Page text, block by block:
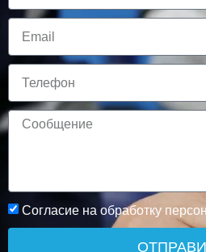
Согласие на обработку